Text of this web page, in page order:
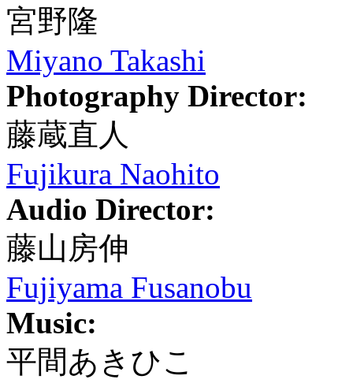
宮野隆
Miyano Takashi
Photography Director:
藤蔵直人
Fujikura Naohito
Audio Director:
藤山房伸
Fujiyama Fusanobu
Music:
平間あきひこ